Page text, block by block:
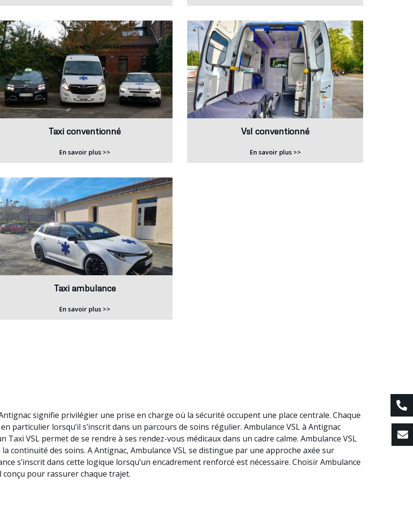
Taxi conventionné
En savoir plus >>
Vsl conventionné
En savoir plus >>
Taxi ambulance
En savoir plus >>
signifie privilégier une prise en charge où la sécurité occupent une place centrale. Chaque
particulier lorsqu’il s’inscrit dans un parcours de soins régulier. Ambulance VSL à Antignac
Taxi VSL permet de se rendre à ses rendez-vous médicaux dans un cadre calme. Ambulance VSL
continuité des soins. A Antignac, Ambulance VSL se distingue par une approche axée sur
s’inscrit dans cette logique lorsqu’un encadrement renforcé est nécessaire. Choisir Ambulance
conçu pour rassurer chaque trajet.